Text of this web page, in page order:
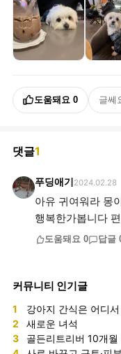
도움돼요 0 글쎄
댓글1
푸딩애기 2024.02.28
아유 귀여워라 몽
행복한가봅니다
도움돼요 0 답글
커뮤니티 인기글
1 강아지 간식은 어디
2 새로운 녀석
3 골든리트리버 10개